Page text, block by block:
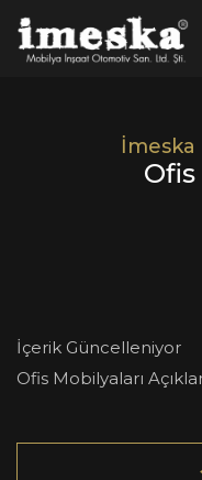
Ofis
İçerik Güncelleniyor
Ofis Mobilyaları